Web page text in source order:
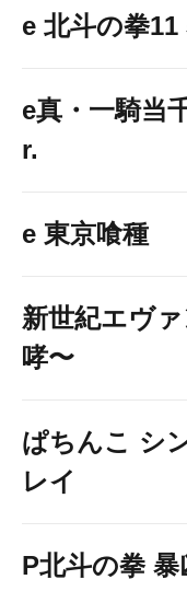
e 北斗の拳11
e真・一騎当
r.
e 東京喰種
新世紀エヴ
哮〜
ぱちんこ シ
レイ
P北斗の拳 暴